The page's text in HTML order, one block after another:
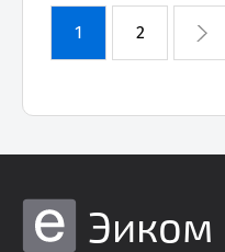
1 2
Эиком